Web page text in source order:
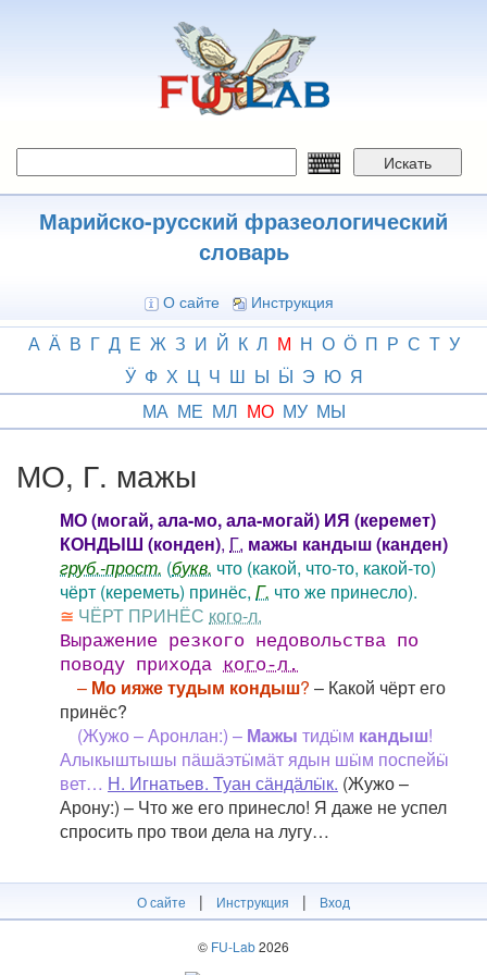
Искать
Марийско-русский фразеологический
словарь
О сайте Инструкция
А Ӓ В Г Д Е Ж З И Й К Л М Н О Ӧ П Р С Т У
Ӱ Ф Х Ц Ч Ш Ы Ӹ Э Ю Я
МА МЕ МЛ МО МУ МЫ
МО, Г. мажы
МО (могай, ала-мо, ала-могай) ИЯ (керемет)
КОНДЫШ (конден), Г. мажы кандыш (канден)
груб.-прост. (букв. что (какой, что-то, какой-то)
чёрт (кереметь) принёс, Г. что же принесло).
≅ ЧЁРТ ПРИНЁС кого-л.
Выражение резкого недовольства по
поводу прихода кого-л.
– Мо ияже тудым кондыш? – Какой чёрт его
принёс?
(Жужо – Аронлан:) – Мажы тидӹм кандыш!
Алыкыштышы пӓшӓэтӹмӓт ядын шӹм поспейӹ
вет… Н. Игнатьев. Туан сӓндӓлӹк. (Жужо –
Арону:) – Что же его принесло! Я даже не успел
спросить про твои дела на лугу…
О сайте | Инструкция | Вход
© FU-Lab2026